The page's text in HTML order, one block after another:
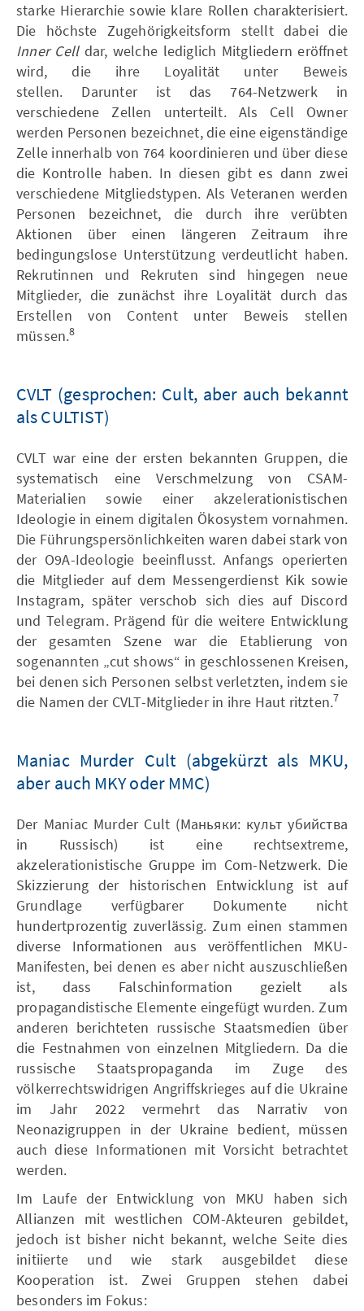
starke Hierarchie sowie klare Rollen charakterisiert.
Die höchste Zugehörigkeitsform stellt dabei die
Inner Celldar, welche lediglich Mitgliedern eröffnet
wird, die ihre Loyalität unter Beweis
stellen. Darunter ist das 764-Netzwerk in
verschiedene Zellen unterteilt. Als Cell Owner
werden Personen bezeichnet, die eine eigenständige
Zelle innerhalb von 764 koordinieren und über diese
die Kontrolle haben. In diesen gibt es dann zwei
verschiedene Mitgliedstypen. Als Veteranen werden
Personen bezeichnet, die durch ihre verübten
Aktionen über einen längeren Zeitraum ihre
bedingungslose Unterstützung verdeutlicht haben.
Rekrutinnen und Rekruten sind hingegen neue
Mitglieder, die zunächst ihre Loyalität durch das
Erstellen von Content unter Beweis stellen
müssen.8
CVLT (gesprochen: Cult, aber auch bekannt
als CULTIST)
CVLT war eine der ersten bekannten Gruppen, die
systematisch eine Verschmelzung von CSAM-
Materialien sowie einer akzelerationistischen
Ideologie in einem digitalen Ökosystem vornahmen.
Die Führungspersönlichkeiten waren dabei stark von
der O9A-Ideologie beeinflusst. Anfangs operierten
die Mitglieder auf dem Messengerdienst Kik sowie
Instagram, später verschob sich dies auf Discord
und Telegram. Prägend für die weitere Entwicklung
der gesamten Szene war die Etablierung von
sogenannten „cut shows“ in geschlossenen Kreisen,
bei denen sich Personen selbst verletzten, indem sie
die Namen der CVLT-Mitglieder in ihre Haut ritzten.7
Maniac Murder Cult (abgekürzt als MKU,
aber auch MKY oder MMC)
Der Maniac Murder Cult (Маньяки: культ убийства
in Russisch) ist eine rechtsextreme,
akzelerationistische Gruppe im Com-Netzwerk. Die
Skizzierung der historischen Entwicklung ist auf
Grundlage verfügbarer Dokumente nicht
hundertprozentig zuverlässig. Zum einen stammen
diverse Informationen aus veröffentlichen MKU-
Manifesten, bei denen es aber nicht auszuschließen
ist, dass Falschinformation gezielt als
propagandistische Elemente eingefügt wurden. Zum
anderen berichteten russische Staatsmedien über
die Festnahmen von einzelnen Mitgliedern. Da die
russische Staatspropaganda im Zuge des
völkerrechtswidrigen Angriffskrieges auf die Ukraine
im Jahr 2022 vermehrt das Narrativ von
Neonazigruppen in der Ukraine bedient, müssen
auch diese Informationen mit Vorsicht betrachtet
werden.
Im Laufe der Entwicklung von MKU haben sich
Allianzen mit westlichen COM-Akteuren gebildet,
jedoch ist bisher nicht bekannt, welche Seite dies
initiierte und wie stark ausgebildet diese
Kooperation ist. Zwei Gruppen stehen dabei
besonders im Fokus: